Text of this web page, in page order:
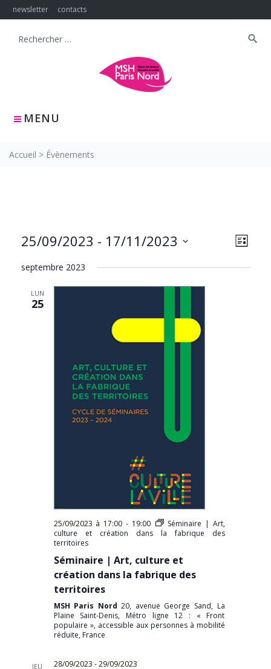
Skip
to
newsletter contacts
MENU
Search
search
Accueil > Évènements
PAR
de
vues
LISTE
25/09/2023 - 17/11/2023
une
septembre 2023
LUN
25
25/09/2023 à 17:00 - 19:00
Séminaire | Art,
culture et création dans la fabrique des
territoires
Séminaire | Art, culture et
création dans la fabrique des
territoires
MSH Paris Nord20, avenue George Sand, La
Plaine Saint-Denis, Métro ligne 12 : « Front
populaire », accessible aux personnes à mobilité
réduite, France
JEU 28/09/2023 -29/09/2023